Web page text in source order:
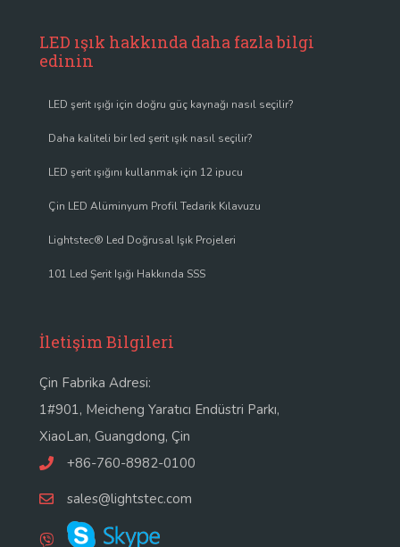
LED ışık hakkında daha fazla bilgi
edinin
LED şerit ışığı için doğru güç kaynağı nasıl seçilir?
Daha kaliteli bir led şerit ışık nasıl seçilir?
LED şerit ışığını kullanmak için 12 ipucu
Çin LED Alüminyum Profil Tedarik Kılavuzu
Lightstec® Led Doğrusal Işık Projeleri
101 Led Şerit Işığı Hakkında SSS
İletişim Bilgileri
Çin Fabrika Adresi:
1#901, Meicheng Yaratıcı Endüstri Parkı,
XiaoLan, Guangdong, Çin
+86-760-8982-0100
sales@lightstec.com